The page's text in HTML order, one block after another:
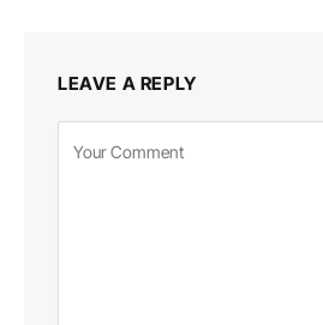
LEAVE A REPLY